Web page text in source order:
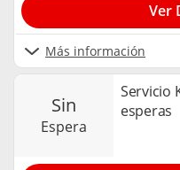
Más información
Ver
sin
espera
Servicio
esperas